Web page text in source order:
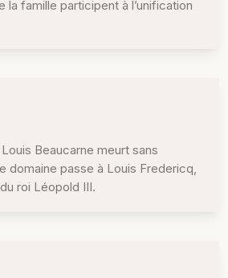
la famille participent à l’unification
Beaucarne meurt sans
domaine passe à Louis Fredericq,
roi Léopold III.